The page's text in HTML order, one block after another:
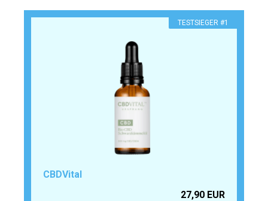
TESTSIEGER #1
CBDVital
27,90 EUR